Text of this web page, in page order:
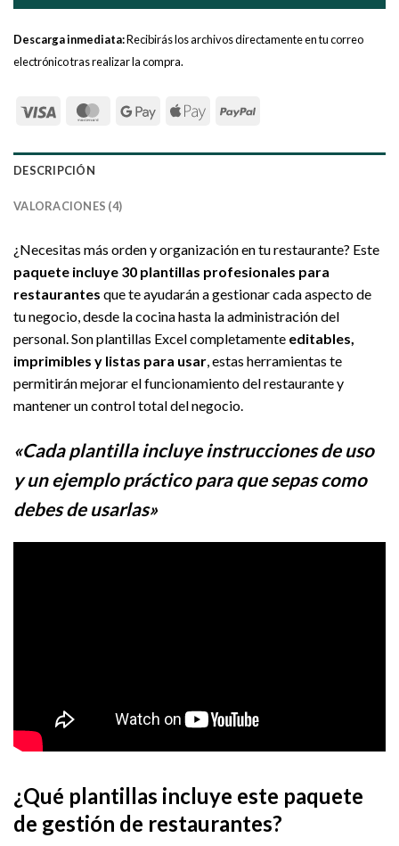
Descarga inmediata:Recibirás los archivos directamente en tu correo
electrónico tras realizar la compra.
DESCRIPCIÓN
VALORACIONES (4)
¿Necesitas más orden y organización en tu restaurante? Este
paquete incluye 30 plantillas profesionales para
restaurantes que te ayudarán a gestionar cada aspecto de
tu negocio, desde la cocina hasta la administración del
personal. Son plantillas Excel completamente editables,
imprimibles y listas para usar, estas herramientas te
permitirán mejorar el funcionamiento del restaurante y
mantener un control total del negocio.
«Cada plantilla incluye instrucciones de uso
y un ejemplo práctico para que sepas como
debes de usarlas»
¿Qué plantillas incluye este paquete
de gestión de restaurantes?